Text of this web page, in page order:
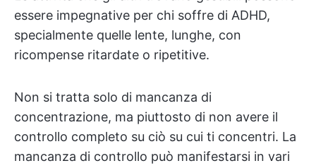
essere impegnative per chi soffre di ADHD,
specialmente quelle lente, lunghe, con
ricompense ritardate o ripetitive.
Non si tratta solo di mancanza di
concentrazione, ma piuttosto di non avere il
controllo completo su ciò su cui ti concentri. La
mancanza di controllo può manifestarsi in vari